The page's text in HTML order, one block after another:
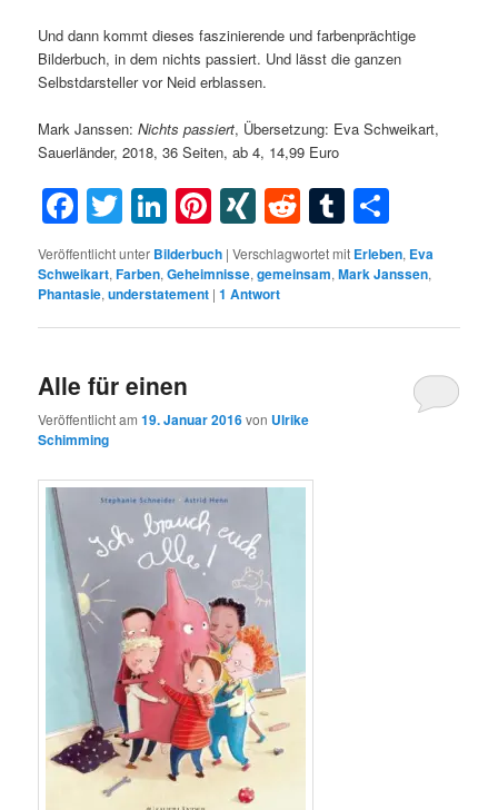
Und dann kommt dieses faszinierende und farbenprächtige
Bilderbuch, in dem nichts passiert. Und lässt die ganzen
Selbstdarsteller vor Neid erblassen.
Mark Janssen:Nichts passiert, Übersetzung: Eva Schweikart,
Sauerländer, 2018, 36 Seiten, ab 4, 14,99 Euro
Facebook
Twitter
LinkedIn
Pinterest
XINGRedditTumblr
Veröffentlicht unter Bilderbuch |Verschlagwortet mit Erleben, Eva
Schweikart,Farben,Geheimnisse,gemeinsam,Mark Janssen,
Phantasie,understatement |1 Antwort
Alle für einen
Veröffentlicht am19. Januar 2016von Ulrike
Schimming